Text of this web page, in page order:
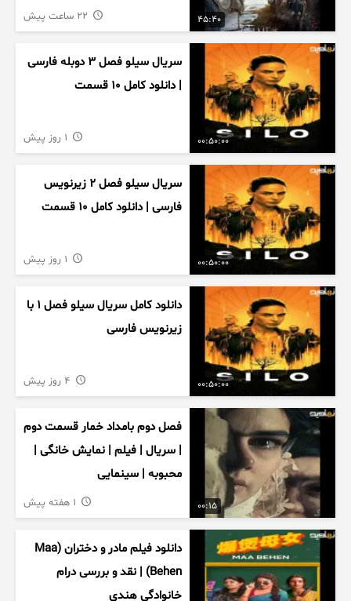
45:40
00:50:00
سریال سیلو فصل ۳ دوبله فارسی
| دانلود کامل ۱۰ قسمت
00:50:00
سریال سیلو فصل ۲ زیرنویس
فارسی | دانلود کامل ۱۰ قسمت
00:50:00
دانلود کامل سریال سیلو فصل ۱ با
زیرنویس فارسی
00:15
فصل دوم بامداد خمار قسمت دوم
| سریال | فیلم | نمایش خانگی |
محبوبه | سینمایی
دانلود فیلم مادر و دختران (Maa
Behen) | نقد و بررسی درام
خانوادگی هندی